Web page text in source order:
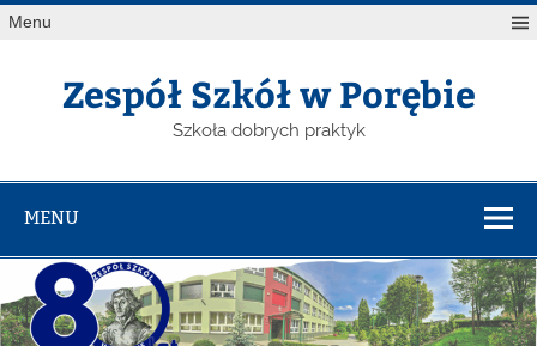
Menu
Zespół Szkół w Porębie
Szkoła dobrych praktyk
MENU